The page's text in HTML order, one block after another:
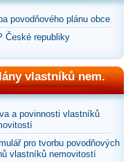
povodňového plánu obce
České republiky
vlastníků nem.
a povinnosti vlastníků
pro tvorbu povodňových
vlastníků nemovitostí